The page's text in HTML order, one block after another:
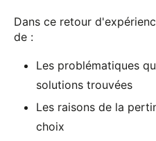
Dans ce retour
de :
Les problématiques
solutions trouvées
Les raisons de la
choix